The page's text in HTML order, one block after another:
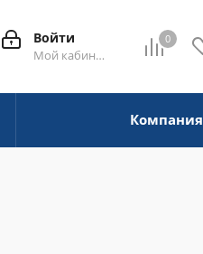
0
Войти
Мой кабинет
Компания